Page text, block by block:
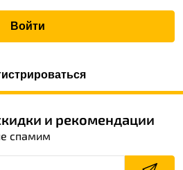
Войти
и рекомендации
спамим